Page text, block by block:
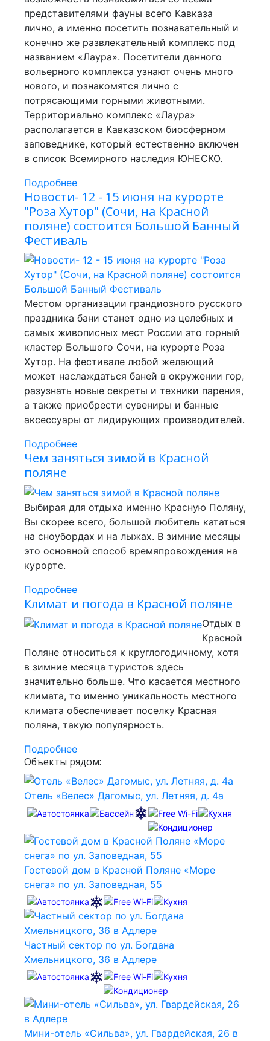
представителями фауны всего Кавказа
лично, а именно посетить познавательный и
конечно же развлекательный комплекс под
названием «Лаура». Посетители данного
вольерного комплекса узнают очень много
нового, и познакомятся лично с
потрясающими горными животными.
Территориально комплекс «Лаура»
располагается в Кавказском биосферном
заповеднике, который естественно включен
в список Всемирного наследия ЮНЕСКО.
Подробнее
Новости- 12 - 15 июня на курорте
"Роза Хутор" (Сочи, на Красной
поляне) состоится Большой Банный
Фестиваль
Местом организации грандиозного русского
праздника бани станет одно из целебных и
самых живописных мест России это горный
кластер Большого Сочи, на курорте Роза
Хутор. На фестивале любой желающий
может наслаждаться баней в окружении гор,
разузнать новые секреты и техники парения,
а также приобрести сувениры и банные
аксессуары от лидирующих производителей.
Подробнее
Чем заняться зимой в Красной
поляне
Выбирая для отдыха именно Красную Поляну,
Вы скорее всего, большой любитель кататься
на сноубордах и на лыжах. В зимние месяцы
это основной способ времяпровождения на
курорте.
Подробнее
Климат и погода в Красной поляне
Отдых в
Красной
Поляне относиться к круглогодичному, хотя
в зимние месяца туристов здесь
значительно больше. Что касается местного
климата, то именно уникальность местного
климата обеспечивает поселку Красная
поляна, такую популярность.
Подробнее
Объекты рядом:
Отель «Велес» Дагомыс, ул. Летняя, д. 4а
Гостевой дом в Красной Поляне «Море
снега» по ул. Заповедная, 55
Частный сектор по ул. Богдана
Хмельницкого, 36 в Адлере
Мини-отель «Сильва», ул. Гвардейская, 26 в